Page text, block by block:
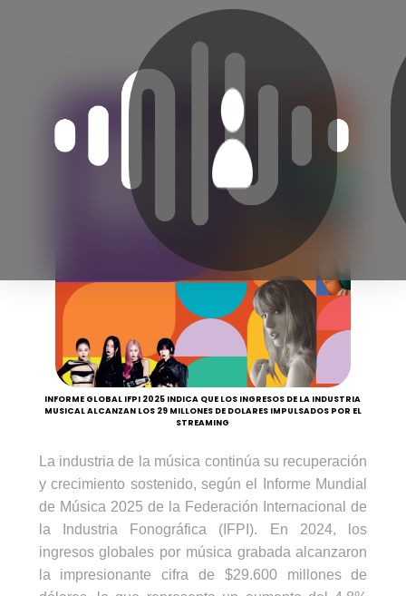
INFORME GLOBAL IFPI 2025 INDICA QUE LOS INGRESOS DE LA INDUSTRIA
MUSICAL ALCANZAN LOS 29 MILLONES DE DOLARES IMPULSADOS POR EL
STREAMING
La industria de la música continúa su recuperación
y crecimiento sostenido, según el Informe Mundial
de Música 2025 de la Federación Internacional de
la Industria Fonográfica (IFPI). En 2024, los
ingresos globales por música grabada alcanzaron
la impresionante cifra de $29.600 millones de